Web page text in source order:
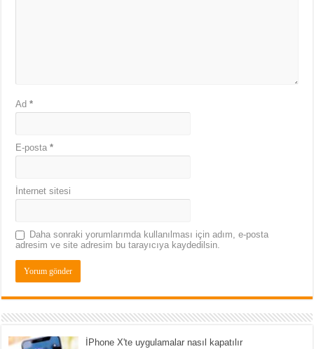
Ad*
E-posta*
İnternet sitesi
Daha sonraki yorumlarımda kullanılması için adım, e-posta
adresim ve site adresim bu tarayıcıya kaydedilsin.
İPhone X'te uygulamalar nasıl kapatılır